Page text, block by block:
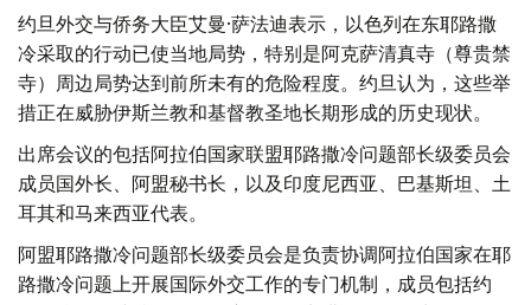
约旦外交与侨务大臣艾曼·萨法迪表示，以色列在东耶路撒
冷采取的行动已使当地局势，特别是阿克萨清真寺（尊贵禁
寺）周边局势达到前所未有的危险程度。约旦认为，这些举
措正在威胁伊斯兰教和基督教圣地长期形成的历史现状。
出席会议的包括阿拉伯国家联盟耶路撒冷问题部长级委员会
成员国外长、阿盟秘书长，以及印度尼西亚、巴基斯坦、土
耳其和马来西亚代表。
阿盟耶路撒冷问题部长级委员会是负责协调阿拉伯国家在耶
路撒冷问题上开展国际外交工作的专门机制，成员包括约